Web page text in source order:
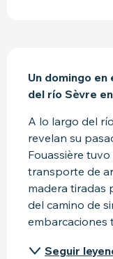
Un domingo
del río Sèvre
A lo largo del
revelan su
Fouassière tuvo
transporte de
madera tiradas
del camino de
embarcaciones
Seguir